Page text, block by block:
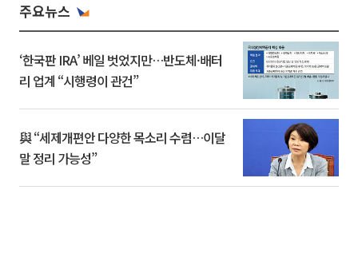
주요뉴스
‘한국판 IRA’ 베일 벗었지만…반도체·배터
리 업계 “시행령이 관건”
與 “세제개편안 다양한 목소리 수렴…이달
말 정리 가능성”